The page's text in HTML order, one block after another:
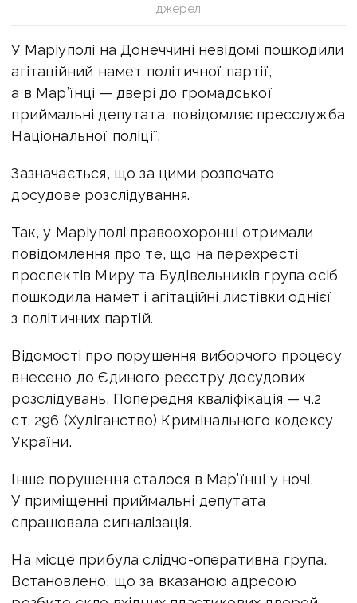
джерел
У Маріуполі на Донеччині невідомі пошкодили
агітаційний намет політичної партії,
а в Мар’їнці — двері до громадської
приймальні депутата, повідомляє пресслужба
Національної поліції.
Зазначається, що за цими розпочато
досудове розслідування.
Так, у Маріуполі правоохоронці отримали
повідомлення про те, що на перехресті
проспектів Миру та Будівельників група осіб
пошкодила намет і агітаційні листівки однієї
з політичних партій.
Відомості про порушення виборчого процесу
внесено до Єдиного реєстру досудових
розслідувань. Попередня кваліфікація — ч.2
ст. 296 (Хуліганство) Кримінального кодексу
України.
Інше порушення сталося в Мар’їнці у ночі.
У приміщенні приймальні депутата
спрацювала сигналізація.
На місце прибула слідчо-оперативна група.
Встановлено, що за вказаною адресою